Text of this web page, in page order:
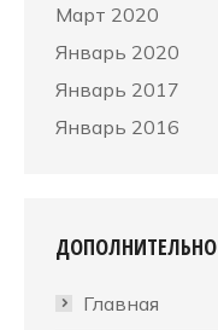
Март 2020
Январь 2020
Январь 2017
Январь 2016
ДОПОЛНИТЕЛЬНО
Главная